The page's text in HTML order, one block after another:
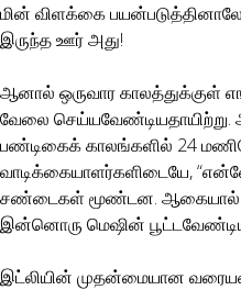
மின் விளக்கை
இருந்த ஊர் அது!
ஆனால் ஒருவார காலத்துக்குள்
வேலை செய்யவேண்டியதாயிற்று.
பண்டிகைக் காலங்களில் 24
வாடிக்கையாளர்களிடையே,
சண்டைகள் மூண்டன. ஆகையால்
இன்னொரு மெஷின்
இட்லியின் முதன்மையான